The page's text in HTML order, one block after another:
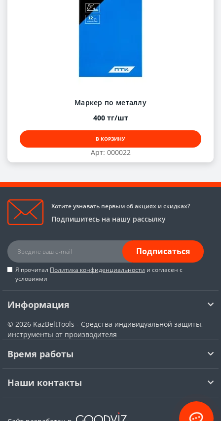
Арт: 000022
Маркер по металлу
400 тг/шт
В КОРЗИНУ
Хотите узнавать первым об акциях и скидках?
Подпишитесь на нашу рассылку
Подписаться
Я прочитал Политика конфиденциальности и согласен с
условиями
Информация
© 2026 KazBeltTools - Средства индивидуальной защиты,
инструменты от производителя
Время работы
Наши контакты